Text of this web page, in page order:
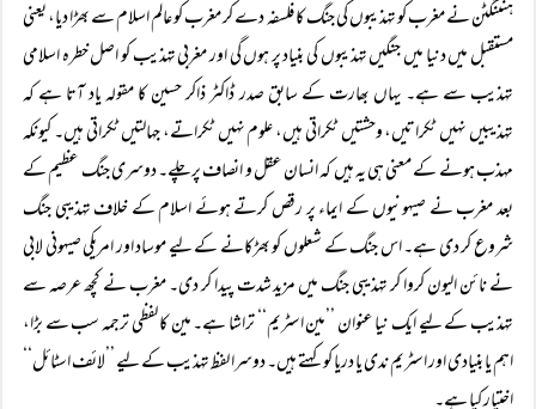
ہنٹنگٹن نے مغرب کو تہذیبوں کی جنگ کا فلسفہ دے کر مغرب کو عالم اسلام سے بھڑا دیا، یعنی
مستقبل میں دنیا میں جنگیں تہذیبوں کی بنیاد پر ہوں گی اور مغربی تہذیب کو اصل خطرہ اسلامی
تہذیب سے ہے۔ یہاں بھارت کے سابق صدر ڈاکٹر ذاکر حسین کا مقولہ یاد آتا ہے کہ
تہذیبیں نہیں ٹکراتیں، وحشتیں ٹکراتی ہیں، علوم نہیں ٹکراتے، جہالتیں ٹکراتی ہیں۔ کیونکہ
مہذب ہونے کے معنی ہی یہ ہیں کہ انسان عقل و انصاف پر چلے۔ دوسری جنگ عظیم کے
بعد مغرب نے صیہونیوں کے ایماء پر رقص کرتے ہوئے اسلام کے خلاف تہذیبی جنگ
شروع کر دی ہے۔ اس جنگ کے شعلوں کو بھڑکانے کے لیے موساد اور امریکی صیہونی لابی
نے نائن الیون کروا کر تہذیبی جنگ میں مزید شدت پیدا کر دی۔ مغرب نے کچھ عرصہ سے
تہذیب کے لیے ایک نیا عنوان ’’مین اسٹریم‘‘ تراشا ہے۔ مین کا لفظی ترجمہ سب سے بڑا،
اہم یا بنیادی اور اسٹریم ندی یا دریا کو کہتے ہیں۔ دوسرا لفظ تہذیب کے لیے ’’لائف اسٹائل‘‘
اختیار کیا ہے۔